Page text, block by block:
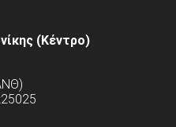
(Κέντρο)